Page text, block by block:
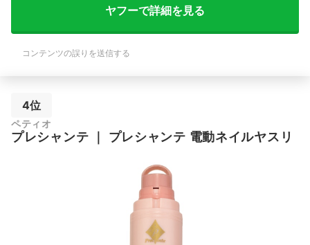
ヤフーで詳細を見る
コンテンツの誤りを送信する
4位
ペティオ
プレシャンテ プレシャンテ 電動ネイルヤスリ